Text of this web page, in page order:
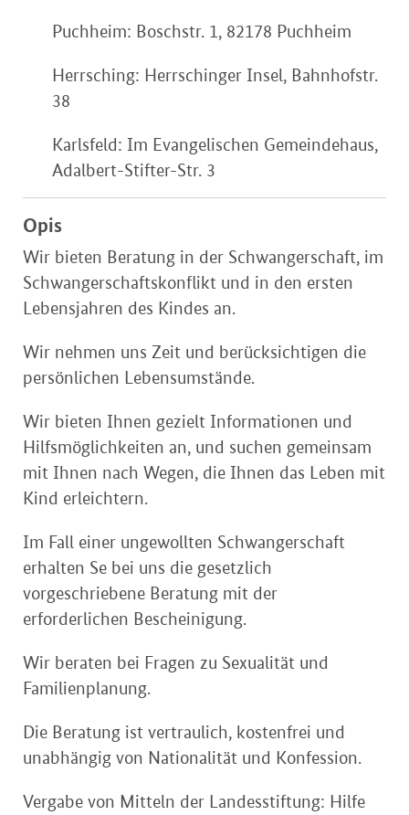
Puchheim: Boschstr. 1, 82178 Puchheim
Herrsching: Herrschinger Insel, Bahnhofstr.
38
Karlsfeld: Im Evangelischen Gemeindehaus,
Adalbert-Stifter-Str. 3
Opis
Wir bieten Beratung in der Schwangerschaft, im
Schwangerschaftskonflikt und in den ersten
Lebensjahren des Kindes an.
Wir nehmen uns Zeit und berücksichtigen die
persönlichen Lebensumstände.
Wir bieten Ihnen gezielt Informationen und
Hilfsmöglichkeiten an, und suchen gemeinsam
mit Ihnen nach Wegen, die Ihnen das Leben mit
Kind erleichtern.
Im Fall einer ungewollten Schwangerschaft
erhalten Se bei uns die gesetzlich
vorgeschriebene Beratung mit der
erforderlichen Bescheinigung.
Wir beraten bei Fragen zu Sexualität und
Familienplanung.
Die Beratung ist vertraulich, kostenfrei und
unabhängig von Nationalität und Konfession.
Vergabe von Mitteln der Landesstiftung: Hilfe